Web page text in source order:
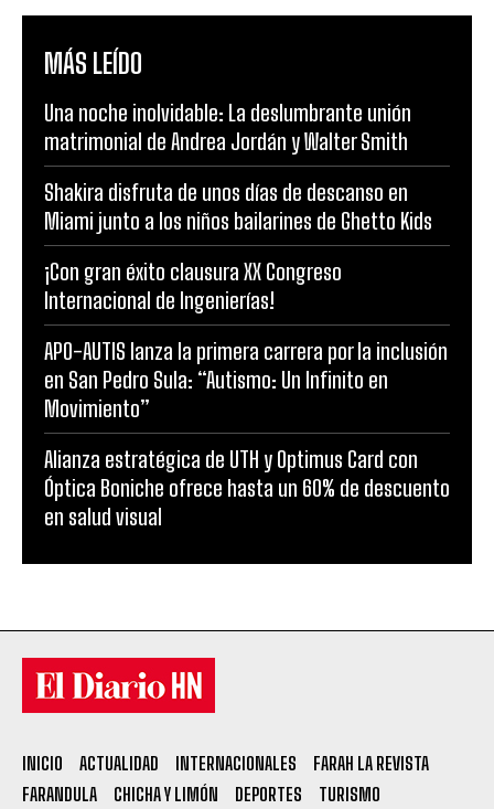
MÁS LEÍDO
Una noche inolvidable: La deslumbrante unión
matrimonial de Andrea Jordán y Walter Smith
Shakira disfruta de unos días de descanso en
Miami junto a los niños bailarines de Ghetto Kids
¡Con gran éxito clausura XX Congreso
Internacional de Ingenierías!
APO-AUTIS lanza la primera carrera por la inclusión
en San Pedro Sula: “Autismo: Un Infinito en
Movimiento”
Alianza estratégica de UTH y Optimus Card con
Óptica Boniche ofrece hasta un 60% de descuento
en salud visual
INICIO ACTUALIDAD INTERNACIONALES
FARAH LA REVISTA
FARANDULA
CHICHA Y LIMÓN DEPORTES TURISMO